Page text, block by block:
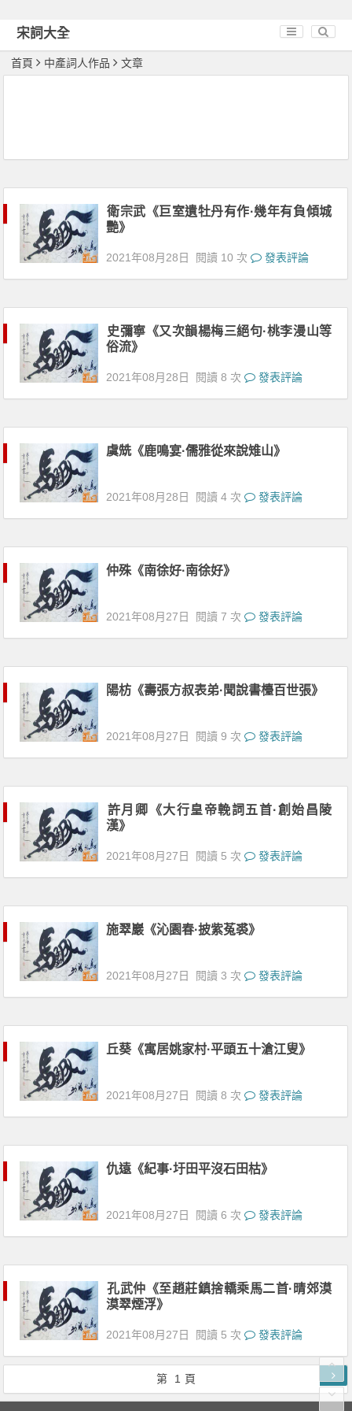
宋詞大全
首頁 中產詞人作品 文章
衛宗武《巨室遺牡丹有作·幾年有負傾城
艷》
2021年08月28日 閱讀 10 次 發表評論
史彌寧《又次韻楊梅三絕句·桃李漫山等
俗流》
2021年08月28日 閱讀 8 次 發表評論
虞兟《鹿鳴宴·儒雅從來說雉山》
2021年08月28日 閱讀 4 次 發表評論
仲殊《南徐好·南徐好》
2021年08月27日 閱讀 7 次 發表評論
陽枋《壽張方叔表弟·聞說書檯百世張》
2021年08月27日 閱讀 9 次 發表評論
許月卿《大行皇帝輓詞五首·創始昌陵
漢》
2021年08月27日 閱讀 5 次 發表評論
施翠巖《沁園春·披紫菟裘》
2021年08月27日 閱讀 3 次 發表評論
丘葵《寓居姚家村·平頭五十滄江叟》
2021年08月27日 閱讀 8 次 發表評論
仇遠《紀事·圩田平沒石田枯》
2021年08月27日 閱讀 6 次 發表評論
孔武仲《至趙莊鎮捨轎乘馬二首·晴郊漠
漠翠煙浮》
2021年08月27日 閱讀 5 次 發表評論
第 1 頁